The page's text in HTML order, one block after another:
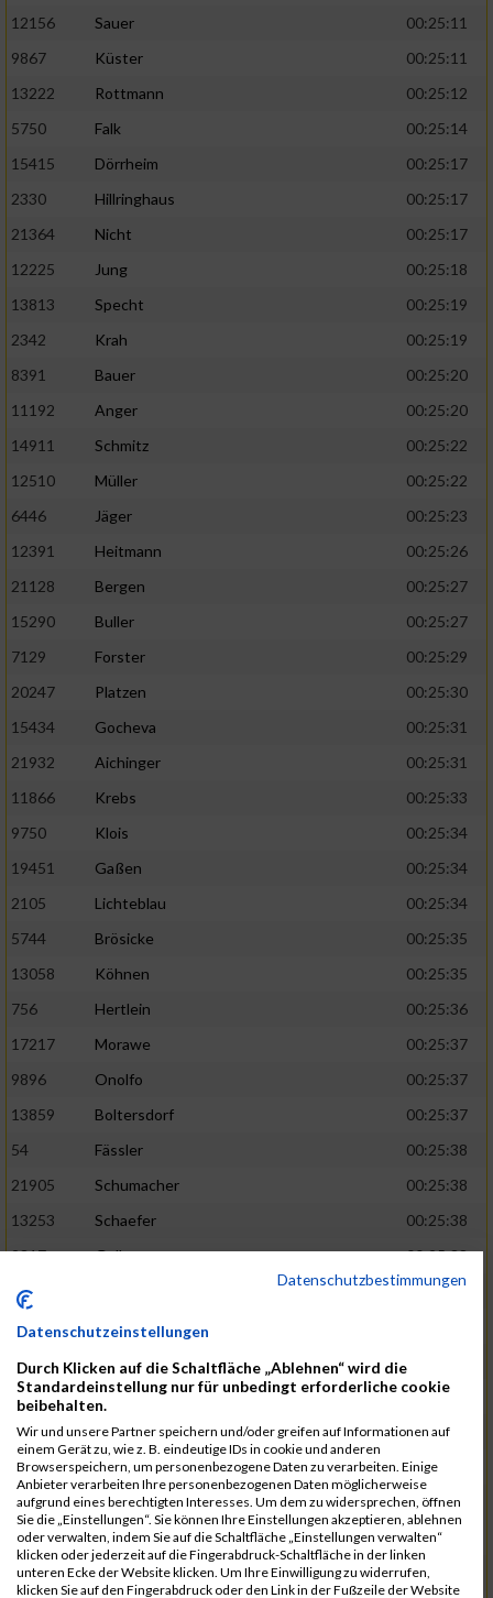
12156
Sauer
00:25:11
9867
Küster
00:25:11
13222
Rottmann
00:25:12
5750
Falk
00:25:14
15415
Dörrheim
00:25:17
2330
Hillringhaus
00:25:17
21364
Nicht
00:25:17
12225
Jung
00:25:18
13813
Specht
00:25:19
2342
Krah
00:25:19
8391
Bauer
00:25:20
11192
Anger
00:25:20
14911
Schmitz
00:25:22
12510
Müller
00:25:22
6446
Jäger
00:25:23
12391
Heitmann
00:25:26
21128
Bergen
00:25:27
15290
Buller
00:25:27
7129
Forster
00:25:29
20247
Platzen
00:25:30
15434
Gocheva
00:25:31
21932
Aichinger
00:25:31
11866
Krebs
00:25:33
9750
Klois
00:25:34
19451
Gaßen
00:25:34
2105
Lichteblau
00:25:34
5744
Brösicke
00:25:35
13058
Köhnen
00:25:35
756
Hertlein
00:25:36
17217
Morawe
00:25:37
9896
Onolfo
00:25:37
13859
Boltersdorf
00:25:37
54
Fässler
00:25:38
21905
Schumacher
00:25:38
13253
Schaefer
00:25:38
2317
Golbar
00:25:38
5561
00:25:38
12006
Laudien
9273
Nicotra
7717
Lades
00:25:38
15581
Adamczak
00:25:38
3162
Heilig
00:25:39
3107
Schork
00:25:40
5888
Regneri
00:25:41
8971
Bien 00:25:42
Datenschutzbestimmungen
Datenschutzeinstellungen
Durch Klicken auf die Schaltfläche „Ablehnen“ wird die
Standardeinstellung nur für unbedingt erforderliche cookie
beibehalten.
Wir und unsere Partner speichern und/oder greifen auf Informationen auf
einem Gerät zu, wie z. B. eindeutige IDs in cookie und anderen
Browserspeichern, um personenbezogene Daten zu verarbeiten. Einige
Anbieter verarbeiten Ihre personenbezogenen Daten möglicherweise
aufgrund eines berechtigten Interesses. Um dem zu widersprechen, öffnen
Sie die „Einstellungen“. Sie können Ihre Einstellungen akzeptieren, ablehnen
oder verwalten, indem Sie auf die Schaltfläche „Einstellungen verwalten“
klicken oder jederzeit auf die Fingerabdruck-Schaltfläche in der linken
unteren Ecke der Website klicken. Um Ihre Einwilligung zu widerrufen,
klicken Sie auf den Fingerabdruck oder den Link in der Fußzeile der Website